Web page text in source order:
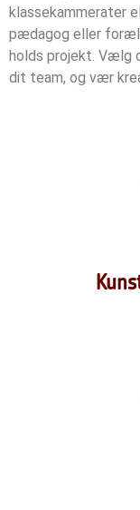
klassekammerater
pædagog eller
holds projekt. Vælg
dit team, og vær